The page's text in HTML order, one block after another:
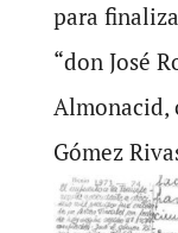
para
“don José
Almonacid,
Gómez